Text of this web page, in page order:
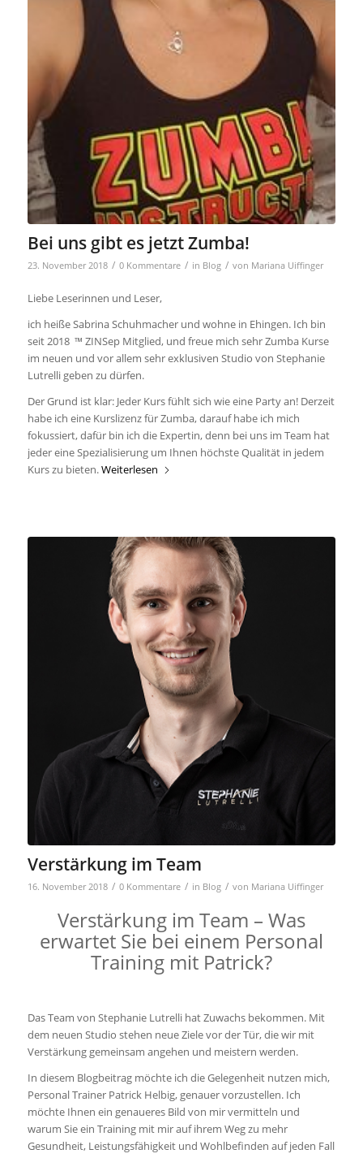
Bei uns gibt es jetzt Zumba!
23. November 2018 / 0 Kommentare / in Blog / von Mariana Uiffinger
Liebe Leserinnen und Leser,
ich heiße Sabrina Schuhmacher und wohne in Ehingen. Ich bin
seit 2018 ™ ZINSep Mitglied, und freue mich sehr Zumba Kurse
im neuen und vor allem sehr exklusiven Studio von Stephanie
Lutrelli geben zu dürfen.
Der Grund ist klar: Jeder Kurs fühlt sich wie eine Party an! Derzeit
habe ich eine Kurslizenz für Zumba, darauf habe ich mich
fokussiert, dafür bin ich die Expertin, denn bei uns im Team hat
jeder eine Spezialisierung um Ihnen höchste Qualität in jedem
Kurs zu bieten.Weiterlesen
Verstärkung im Team
16. November 2018 / 0 Kommentare / in Blog / von Mariana Uiffinger
Verstärkung im Team – Was
erwartet Sie bei einem Personal
Training mit Patrick?
Das Team von Stephanie Lutrelli hat Zuwachs bekommen. Mit
dem neuen Studio stehen neue Ziele vor der Tür, die wir mit
Verstärkung gemeinsam angehen und meistern werden.
In diesem Blogbeitrag möchte ich die Gelegenheit nutzen mich,
Personal Trainer Patrick Helbig, genauer vorzustellen. Ich
möchte Ihnen ein genaueres Bild von mir vermitteln und
warum Sie ein Training mit mir auf ihrem Weg zu mehr
Gesundheit, Leistungsfähigkeit und Wohlbefinden auf jeden Fall